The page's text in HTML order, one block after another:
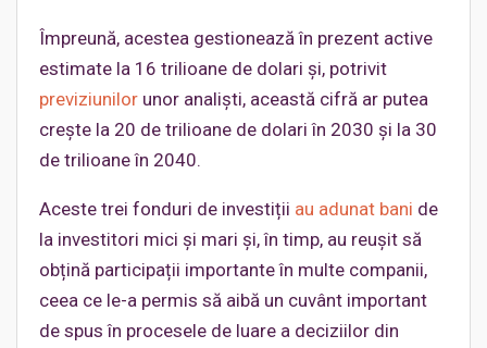
Împreună, acestea gestionează în prezent active
estimate la 16 trilioane de dolari și, potrivit
previziunilor unor analiști, această cifră ar putea
crește la 20 de trilioane de dolari în 2030 și la 30
de trilioane în 2040.
Aceste trei fonduri de investiții au adunat bani de
la investitori mici și mari și, în timp, au reușit să
obțină participații importante în multe companii,
ceea ce le-a permis să aibă un cuvânt important
de spus în procesele de luare a deciziilor din